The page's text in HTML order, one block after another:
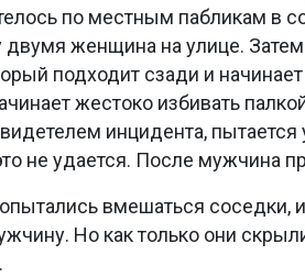
по местным пабликам в
женщина на улице.
подходит сзади и
жестоко избивать
инцидента,
не удается. После мужчина
вмешаться соседки,
Но как только они